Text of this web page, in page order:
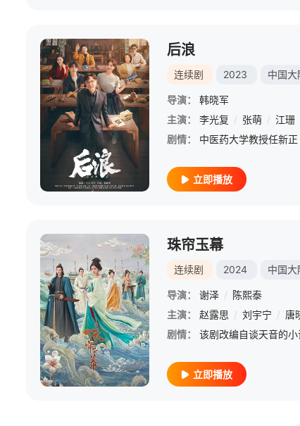
后浪
连续剧 2023 中国大
导演：
韩晓军
主演：
李光复 / 张萌 / 江珊
剧情：
立即播放
珠帘玉幕
连续剧 2024 中国大
导演： 谢泽 / 陈熙泰
主演：
赵露思 / 刘宇宁 / 唐
剧情：
立即播放